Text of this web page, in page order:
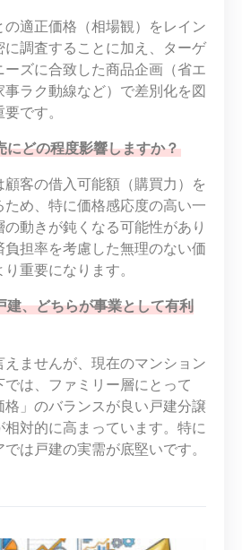
の適正価格（相場観）をレイン
に調査することに加え、ターゲ
ーズに合致した商品企画（省エ
事ラク動線など）で差別化を図
です。
にどの程度影響しますか？
顧客の借入可能額（購買力）を
ため、特に価格感応度の高い一
の動きが鈍くなる可能性があり
負担率を考慮した無理のない価
重要になります。
建、どちらが事業として有利
えませんが、現在のマンション
では、ファミリー層にとって
格」のバランスが良い戸建分譲
相対的に高まっています。特に
は戸建の実需が底堅いです。